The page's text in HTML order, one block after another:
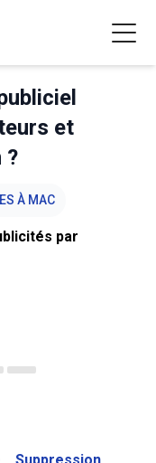
et
?
À MAC
par